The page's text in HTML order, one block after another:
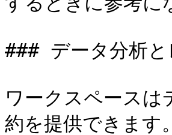
### データ分析と
ワークスペースは
約を提供できます。